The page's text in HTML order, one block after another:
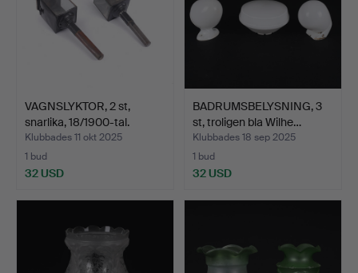
VAGNSLYKTOR, 2 st,
snarlika, 18/1900-tal.
Klubbades 11 okt 2025
1 bud
32 USD
BADRUMSBELYSNING, 3
st, troligen bla Wilhe…
Klubbades 18 sep 2025
1 bud
32 USD